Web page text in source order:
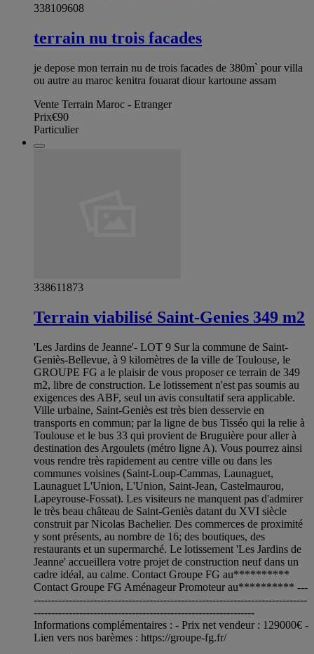
338109608
terrain nu trois facades
je depose mon terrain nu de trois facades de 380m` pour villa
ou autre au maroc kenitra fouarat diour kartoune assam
Vente Terrain Maroc - Etranger
Prix€90
Particulier
338611873
Terrain viabilisé Saint-Genies 349 m2
'Les Jardins de Jeanne'- LOT 9 Sur la commune de Saint-
Geniès-Bellevue, à 9 kilomètres de la ville de Toulouse, le
GROUPE FG a le plaisir de vous proposer ce terrain de 349
m2, libre de construction. Le lotissement n'est pas soumis au
exigences des ABF, seul un avis consultatif sera applicable.
Ville urbaine, Saint-Geniès est très bien desservie en
transports en commun; par la ligne de bus Tisséo qui la relie à
Toulouse et le bus 33 qui provient de Bruguière pour aller à
destination des Argoulets (métro ligne A). Vous pourrez ainsi
vous rendre très rapidement au centre ville ou dans les
communes voisines (Saint-Loup-Cammas, Launaguet,
Launaguet L'Union, L'Union, Saint-Jean, Castelmaurou,
Lapeyrouse-Fossat). Les visiteurs ne manquent pas d'admirer
le très beau château de Saint-Geniès datant du XVI siècle
construit par Nicolas Bachelier. Des commerces de proximité
y sont présents, au nombre de 16; des boutiques, des
restaurants et un supermarché. Le lotissement 'Les Jardins de
Jeanne' accueillera votre projet de construction neuf dans un
cadre idéal, au calme. Contact Groupe FG au**********
Contact Groupe FG Aménageur Promoteur au********** ---
------------------------------------------------------------------------------
---------------------------------------------------------------
Informations complémentaires : - Prix net vendeur : 129000€ -
Lien vers nos barèmes : https://groupe-fg.fr/